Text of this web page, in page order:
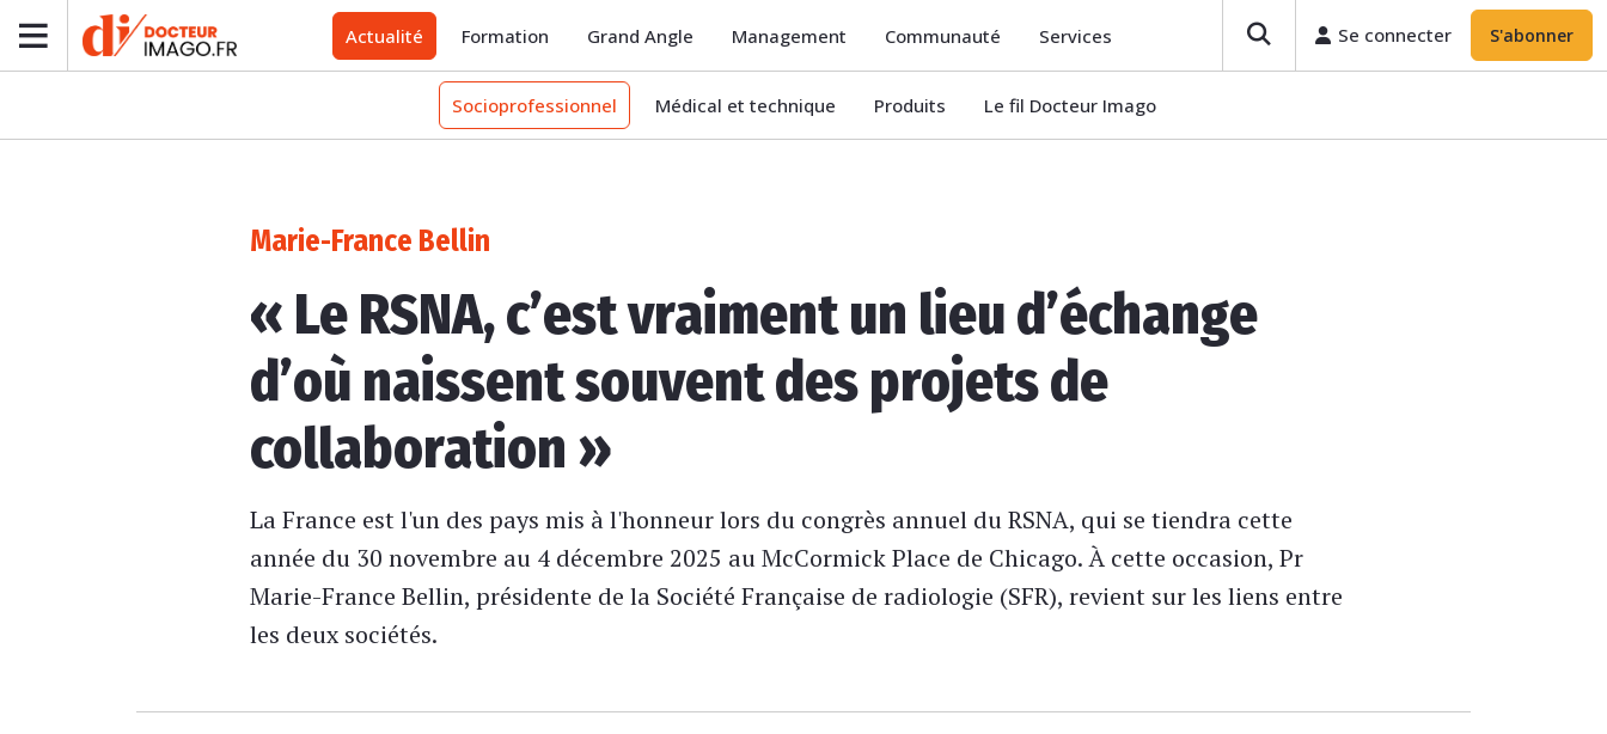
Actualité Formation Grand Angle Management Communauté Services Se connecter S'abonner
Socioprofessionnel Médical et technique Produits Le fil Docteur Imago
Marie-France Bellin
« Le RSNA, c’est vraiment un lieu d’échange
d’où naissent souvent des projets de
collaboration »
La France est l'un des pays mis à l'honneur lors du congrès annuel du RSNA, qui se tiendra cette
année du 30 novembre au 4 décembre 2025 au McCormick Place de Chicago. À cette occasion, Pr
Marie-France Bellin, présidente de la Société Française de radiologie (SFR), revient sur les liens entre
les deux sociétés.